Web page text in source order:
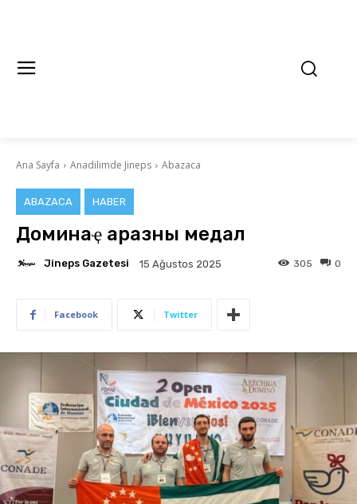
Ana Sayfa Anadilimde Jineps Abazaca
ABAZACA HABER
Доминаҿ аразны медал
Jineps Gazetesi 15 Ağustos 2025 0
305
Facebook Twitter